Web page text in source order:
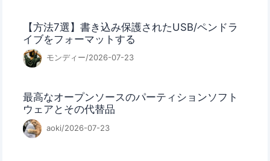
【方法7選】書き込み保護されたUSB/ペンドラ
イブをフォーマットする
モンディー/2026-07-23
最高なオープンソースのパーティションソフト
ウェアとその代替品
aoki/2026-07-23